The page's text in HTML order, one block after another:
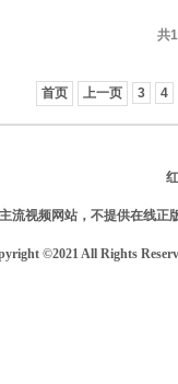
共
首页 上一页 3 4
流视频网站，不提供在线
©2021 All Rights